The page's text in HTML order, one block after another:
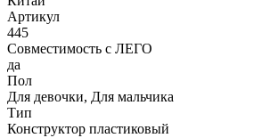
Артикул
445
Совместимость с ЛЕГО
да
Пол
Для девочки, Для мальчика
Тип
Конструктор пластиковый